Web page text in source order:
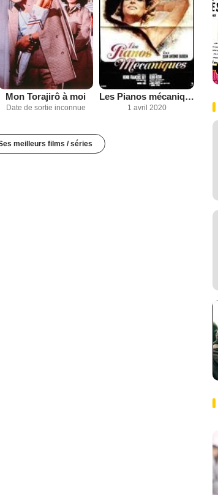
Mon Torajirô à moi
Date de sortie inconnue
Les Pianos mécaniques
1 avril 2020
meilleurs films / séries